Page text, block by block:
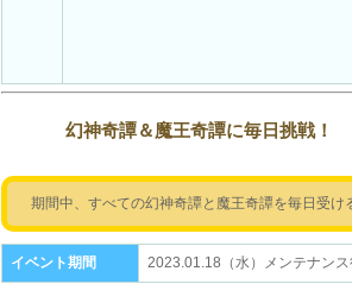
幻神奇譚＆魔王奇譚に毎日挑戦！
期間中、すべての幻神奇譚と魔王奇譚を毎日受け
イベント期間 2023.01.18（水）メンテナン